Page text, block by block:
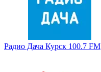
Радио Дача Курск 100.7 FM